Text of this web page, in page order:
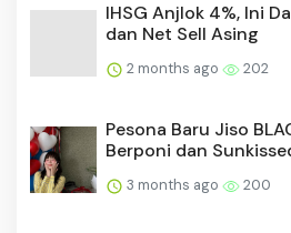
IHSG Anjlok 4%, Ini
dan Net Sell Asing
2 months ago 202
Pesona Baru Jiso
Berponi dan
3 months ago 200